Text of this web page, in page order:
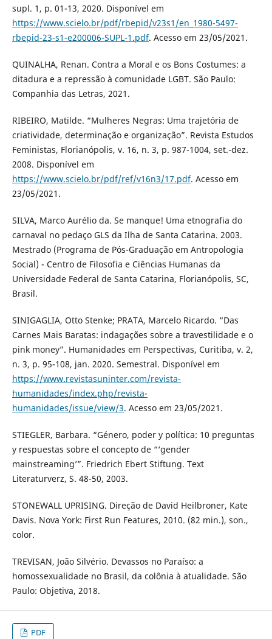
supl. 1, p. 01-13, 2020. Disponível em
https://www.scielo.br/pdf/rbepid/v23s1/en_1980-5497-
rbepid-23-s1-e200006-SUPL-1.pdf. Acesso em 23/05/2021.
QUINALHA, Renan. Contra a Moral e os Bons Costumes: a
ditadura e a repressão à comunidade LGBT. São Paulo:
Companhia das Letras, 2021.
RIBEIRO, Matilde. “Mulheres Negras: Uma trajetória de
criatividade, determinação e organização”. Revista Estudos
Feministas, Florianópolis, v. 16, n. 3, p. 987-1004, set.-dez.
2008. Disponível em
https://www.scielo.br/pdf/ref/v16n3/17.pdf. Acesso em
23/05/2021.
SILVA, Marco Aurélio da. Se manque! Uma etnografia do
carnaval no pedaço GLS da Ilha de Santa Catarina. 2003.
Mestrado (Programa de Pós-Graduação em Antropologia
Social) - Centro de Filosofia e Ciências Humanas da
Universidade Federal de Santa Catarina, Florianópolis, SC,
Brasil.
SINIGAGLIA, Otto Stenke; PRATA, Marcelo Ricardo. “Das
Carnes Mais Baratas: indagações sobre a travestilidade e o
pink money”. Humanidades em Perspectivas, Curitiba, v. 2,
n. 3, p. 95-108, jan. 2020. Semestral. Disponível em
https://www.revistasuninter.com/revista-
humanidades/index.php/revista-
humanidades/issue/view/3. Acesso em 23/05/2021.
STIEGLER, Barbara. “Género, poder y política: 10 preguntas
y respuestas sobre el concepto de “‘gender
mainstreaming’”. Friedrich Ebert Stiftung. Text
Literaturverz, S. 48-50, 2003.
STONEWALL UPRISING. Direção de David Heilbroner, Kate
Davis. Nova York: First Run Features, 2010. (82 min.), son.,
color.
TREVISAN, João Silvério. Devassos no Paraíso: a
homossexualidade no Brasil, da colônia à atualidade. São
Paulo: Objetiva, 2018.
PDF